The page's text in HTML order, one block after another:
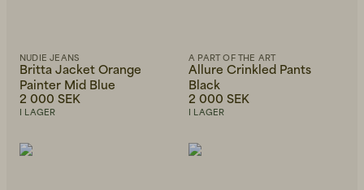
NUDIE JEANS
Britta Jacket Orange
Painter Mid Blue
2 000 SEK
I LAGER
A PART OF THE ART
Allure Crinkled Pants
Black
2 000 SEK
I LAGER